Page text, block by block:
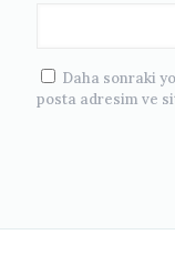
Daha sonraki
posta adresim ve